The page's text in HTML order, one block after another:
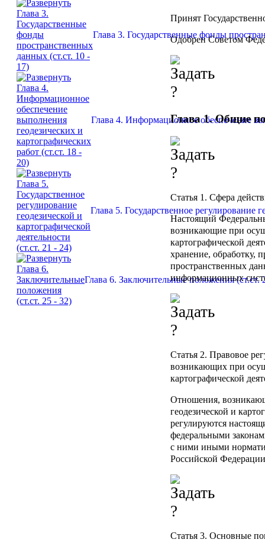
Глава 3. Государственные фонды
Глава 4. Информационное обеспечение
Глава 5. Государственное регулирование
Глава 6. Заключительные положения (ст.ст.
Принят
Одобрен Советом
Глава 1. Общие
Статья 1. Сфера
Настоящий
возникающие при
картографической
хранение, обработку,
пространственных
информационных
Статья 2. Правовое
возникающих при
картографической
Отношения,
геодезической и
регулируются
федеральными
с ними иными
Российской
Статья 3. Основные